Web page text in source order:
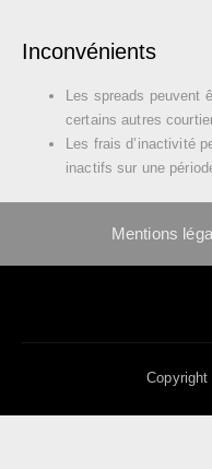
Inconvénients
Les spreads peuvent
certains autres
Les frais d’inactivité
inactifs sur une
Mentions